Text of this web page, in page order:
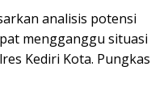
analisis potensi
mengganggu situasi
Kediri Kota. Pungkas